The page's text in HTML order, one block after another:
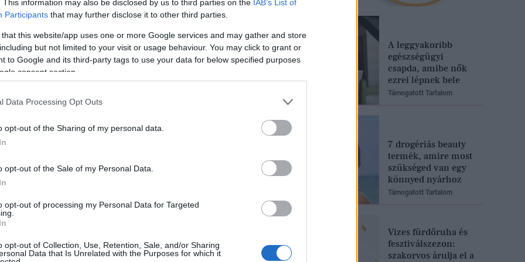
This information may also be disclosed by us to third parties on the IAB’s List of
Participants that may further disclose it to other third parties.
that this website/app uses one or more Google services and may gather and store
but not limited to your visit or usage behaviour. You may click to grant or
to Google and its third-party tags to use your data for below specified purposes
consent section.
Data Processing Opt Outs
opt-out of the Sharing of my personal data.
opt-out of the Sale of my Personal Data.
opt-out of processing my Personal Data for Targeted
opt-out of Collection, Use, Retention, Sale, and/or Sharing
Data that Is Unrelated with the Purposes for which it
a fotósok, most épp New Yorkban
egyetlen megjelenéssel máris
az éj királynője ebben a ruhában
az éj királynője ebben a ruhában
A leggyakoribb
egészségügyi
csapda, amibe nők
ezrei lépnek bele
Támogatott Tartalom
7 drogériás beauty
termék, amire most
szükséged van egy
könnyed nyárhoz
Támogatott Tartalom
Vizes fürdőruha és
fesztiválszezon:
szakorvos árulja el a